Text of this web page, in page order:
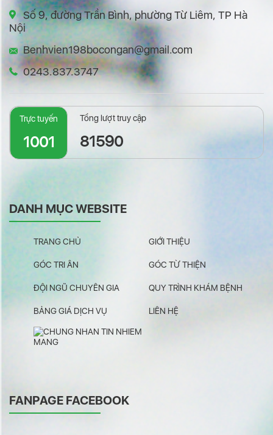
Số 9, đường Trần Bình, phường Từ Liêm, TP Hà
Nội
Benhvien198bocongan@gmail.com
0243.837.3747
Trực tuyến
1001
Tổng lượt truy cập
81590
DANH MỤC WEBSITE
TRANG CHỦ GIỚI THIỆU
GÓC TRI ÂN GÓC TỪ THIỆN
ĐỘI NGŨ CHUYÊN GIA QUY TRÌNH KHÁM BỆNH
BẢNG GIÁ DỊCH VỤ LIÊN HỆ
FANPAGE FACEBOOK